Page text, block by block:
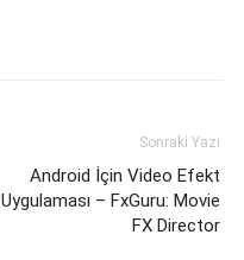
Sonraki Yazı
Android İçin Video Efekt
Uygulaması – FxGuru: Movie
FX Director